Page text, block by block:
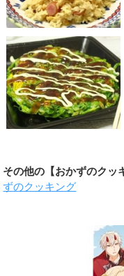
その他の【おかずのクッ
ずのクッキング